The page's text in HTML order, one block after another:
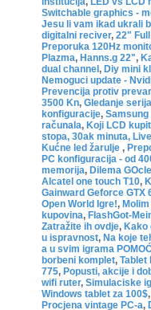
Switchable graphics -
Jesu li vam ikad ukrali
digitalni reciver, 22"
Preporuka 120Hz
Plazma, Hanns.g 22",
dual channel , Diy mini
Nemoguci update -
Prevencija protiv
3500 Kn, Gledanje
konfiguracije, Samsung
računala, Koji LCD
stopa, 30ak minuta, Live
Kućne led žarulje ,
PC konfiguracija - od
memorija, Dilema
Alcatel one touch T10,
Gainward Geforce GTX
Open World Igre!,
kupovina, FlashGot-
Zatražite ih ovdje, Kako
u ispravnost, Na koje
a u svim igrama POMOĆ
borbeni komplet, Tablet
775, Popusti, akcije i
wifi ruter, Simulaciske
Windows tablet za 100$,
Procjena vintage PC-a,